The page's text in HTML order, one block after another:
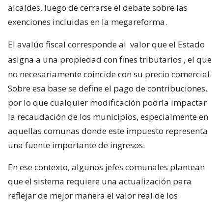
alcaldes, luego de cerrarse el debate sobre las
exenciones incluidas en la megareforma.
El avalúo fiscal corresponde al valor que el Estado
asigna a una propiedad con fines tributarios , el que
no necesariamente coincide con su precio comercial.
Sobre esa base se define el pago de contribuciones,
por lo que cualquier modificación podría impactar
la recaudación de los municipios, especialmente en
aquellas comunas donde este impuesto representa
una fuente importante de ingresos.
En ese contexto, algunos jefes comunales plantean
que el sistema requiere una actualización para
reflejar de mejor manera el valor real de los